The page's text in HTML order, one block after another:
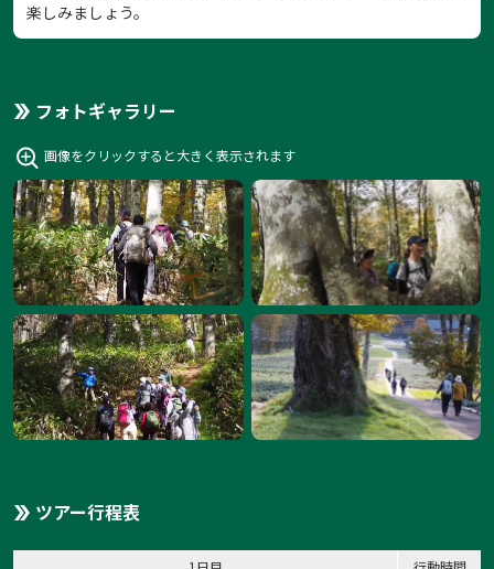
楽しみましょう。
フォトギャラリー
画像をクリックすると大きく表示されます
ツアー行程表